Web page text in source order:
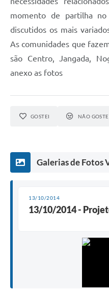
momento de partilha
discutidos os mais
As comunidades que
são Centro, Jangada,
anexo as fotos
GOSTEI NÃO
Galerias de Fotos
13/10/2014
13/10/2014 -